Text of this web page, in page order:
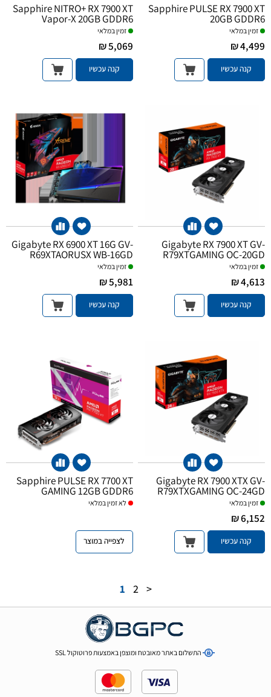
Sapphire PULSE RX 7900 XT
20GB GDDR6
זמין במלאי
4,499 ₪
קנה עכשיו
Sapphire NITRO+ RX 7900 XT
Vapor-X 20GB GDDR6
זמין במלאי
5,069 ₪
קנה עכשיו
Gigabyte RX 7900 XT GV-
R79XTGAMING OC-20GD
זמין במלאי
4,613 ₪
קנה עכשיו
Gigabyte RX 6900 XT 16G GV-
R69XTAORUSX WB-16GD
זמין במלאי
5,981 ₪
קנה עכשיו
Gigabyte RX 7900 XTX GV-
R79XTXGAMING OC-24GD
זמין במלאי
6,152 ₪
קנה עכשיו
Sapphire PULSE RX 7700 XT
GAMING 12GB GDDR6
לאזמין במלאי
לצפייה במוצר
1 2 >
התשלום באתר מאובטח ומוצפן באמצעות פרוטוקול SSL